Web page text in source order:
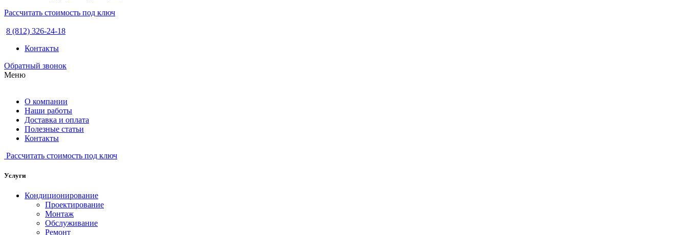
Рассчитать стоимость под ключ
8 (812) 326-24-18
Контакты
Обратный звонок
Меню
О компании
Наши работы
Доставка и оплата
Полезные статьи
Контакты
Рассчитать стоимость под ключ
Услуги
Кондиционирование
Проектирование
Монтаж
Обслуживание
Ремонт